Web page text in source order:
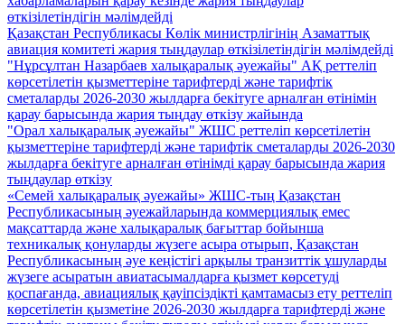
өткізілетіндігін мәлімдейді
Қазақстан Республикасы Көлік министрлігінің Азаматтық
авиация комитеті жария тыңдаулар өткізілетіндігін мәлімдейді
"Нұрсұлтан Назарбаев халықаралық әуежайы" АҚ реттеліп
көрсетілетін қызметтеріне тарифтерді және тарифтік
сметаларды 2026-2030 жылдарға бекітуге арналған өтінімін
қарау барысында жария тыңдау өткізу жайында
"Орал халықаралық әуежайы" ЖШС реттеліп көрсетілетін
қызметтеріне тарифтерді және тарифтік сметаларды 2026-2030
жылдарға бекітуге арналған өтінімді қарау барысында жария
тыңдаулар өткізу
«Семей халықаралық әуежайы» ЖШС-тың Қазақстан
Республикасының әуежайларында коммерциялық емес
мақсаттарда және халықаралық бағыттар бойынша
техникалық қонуларды жүзеге асыра отырып, Қазақстан
Республикасының әуе кеңістігі арқылы транзиттік ұшуларды
жүзеге асыратын авиатасымалдарға қызмет көрсетуді
қоспағанда, авиациялық қауіпсіздікті қамтамасыз ету реттеліп
көрсетілетін қызметіне 2026-2030 жылдарға тарифтерді және